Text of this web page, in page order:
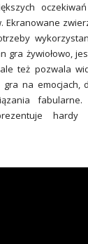
Ekranowane
gra żywiołowo,
też pozwala
gra na emocjach,
hardy